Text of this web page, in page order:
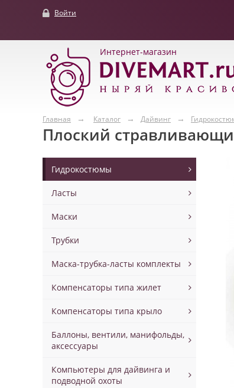
Войти
Интернет-магазин
Главная Каталог Дайвинг
Плоский
Гидрокостюмы
Ласты
Маски
Трубки
Маска-трубка-ласты комплекты
Компенсаторы типа жилет
Компенсаторы типа крыло
Баллоны, вентили, манифольды,
аксессуары
Компьютеры для дайвинга и
подводной охоты